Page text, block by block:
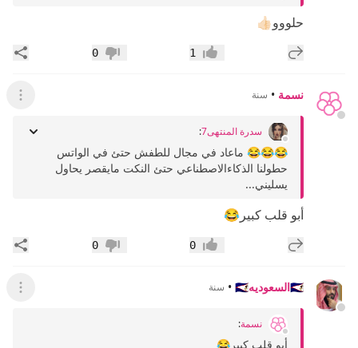
حلووو👍🏻
إضافة رد جديد إعجاب1 عدم إعجاب
0
نسمة • سنة عرض
سدرة المنتهى7 :
😂😂😂 ماعاد في مجال للطفش حتئ في الواتس
حطولنا الذكاءالاصطناعي حتئ النكت مايقصر يحاول
يسليني...
أبو قلب كبير😂
إضافة رد جديد إعجاب0 عدم إعجاب
0
🇸🇦السعوديه🇸🇦 • سنة عرض
نسمة:
أبو قلب كبير😂